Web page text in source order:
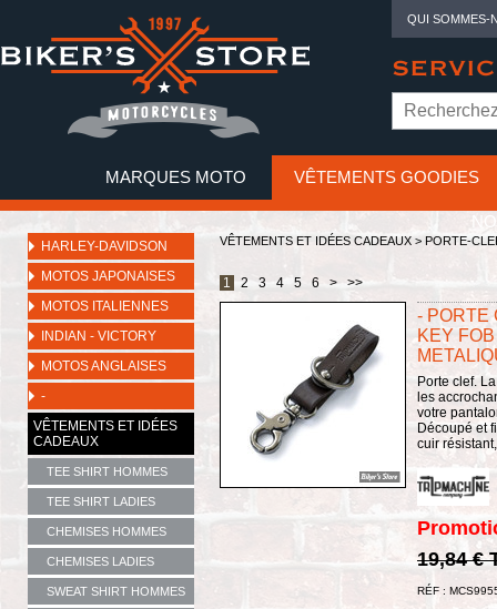
QUI SOMMES-
MARQUES MOTO VÊTEMENTS GOODIES
HARLEY-DAVIDSON
MOTOS JAPONAISES
MOTOS ITALIENNES
INDIAN - VICTORY
MOTOS ANGLAISES
-
VÊTEMENTS ET IDÉES
CADEAUX
TEE SHIRT HOMMES
TEE SHIRT LADIES
CHEMISES HOMMES
CHEMISES LADIES
SWEAT SHIRT HOMMES
VÊTEMENTS ET IDÉES CADEAUX > PORTE-
1 2 3 4 5 6 > >>
- PORTE
KEY
Porte clef.
les
votre
Découpé et
cuir
19,84 €
RÉF :